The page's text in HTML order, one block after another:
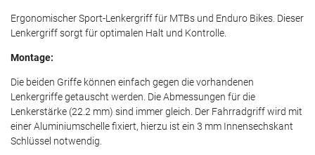
Ergonomischer Sport-Lenkergriff für MTBs und Enduro Bikes. Dieser
Lenkergriff sorgt für optimalen Halt und Kontrolle.
Montage:
Die beiden Griffe können einfach gegen die vorhandenen
Lenkergriffe getauscht werden. Die Abmessungen für die
Lenkerstärke (22.2 mm) sind immer gleich. Der Fahrradgriff wird mit
einer Aluminiumschelle fixiert, hierzu ist ein 3 mm Innensechskant
Schlüssel notwendig.